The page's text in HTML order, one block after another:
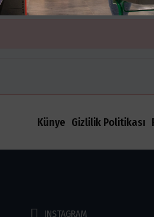
Künye Gizlilik Politikası
INSTAGRAM